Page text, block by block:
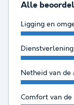
Alle
Ligging en
Netheid van de
Comfort van de